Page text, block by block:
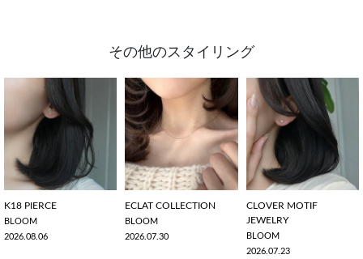
その他のスタイリング
K18 PIERCE
BLOOM
2026.08.06
ECLAT COLLECTION
BLOOM
2026.07.30
CLOVER MOTIF
JEWELRY
BLOOM
2026.07.23